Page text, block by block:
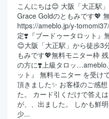
こんにちは😊 大阪「大正駅
Grace Goldのともみです💖
https://ameblo.jp/y-
定❣️『ブードゥータロット』
😊大阪「大正駅」から徒歩3
もみです💖無料モニター枠
の方に❣️上級タロッ
ット』 無料モニター を受け
頂きました✨ お客様のご感
た。 カード引くだけで答え
が、、出ました。 しかも鮮
少...